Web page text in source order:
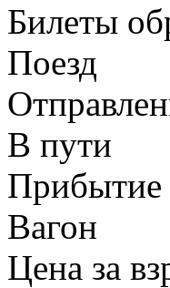
Билеты
Поезд
В пути
Прибытие
Вагон
Цена за